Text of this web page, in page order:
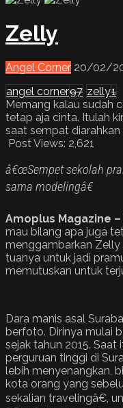
Zelly
Angel Corner 20/02/
angel corner97 zelly1
Memang kalau sudah
tetap aja cinta. Itulah
saat sempat
Post Views: 2,621
â€œSempet sekolah
sama modelingâ€
Amoplus Magazine –
mau bilang apa juga
menggambarkan Zelly
tuanya untuk jadi
memutuskan untuk
Dara manis asal
berfoto. Dirinya mulai
sejak tahun 2015. Saat
perguruan tinggi di
lebih menyenangkan,
kota orang yang
sekalian travelingâ€,